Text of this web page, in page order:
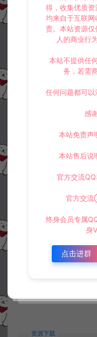
资源下载
得，收集优质
均来自于互联
责。本站资源
人的商业行
本站不提供任
务，若需
任何问题都可以
感
本站免责声
本站售后说
官方交流
官方交
终身会员专属
身
点击进群